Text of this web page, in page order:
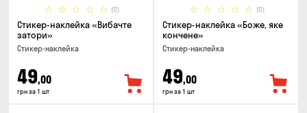
(0)
Стикер-наклейка «Вибачте
затори»
Стикер-наклейка
49,00
грн за 1 шт
(0)
Стикер-наклейка «Боже, яке
кончене»
Стикер-наклейка
49,00
грн за 1 шт